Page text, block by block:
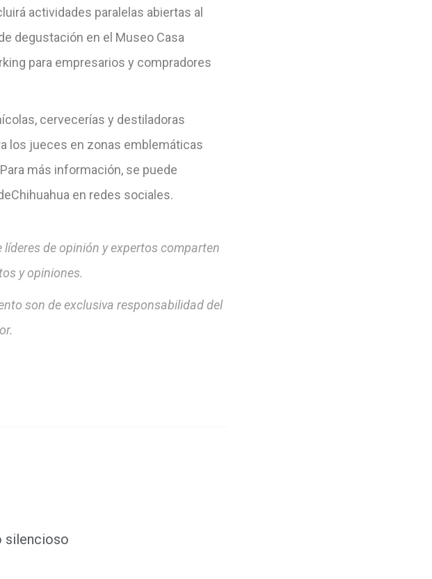
actividades paralelas abiertas al
degustación en el Museo Casa
para empresarios y compradores
cervecerías y destiladoras
los jueces en zonas emblemáticas
más información, se puede
en redes sociales.
de opinión y expertos comparten
y opiniones.
son de exclusiva responsabilidad del
silencioso